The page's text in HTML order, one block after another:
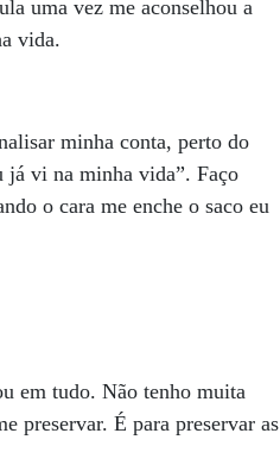
uma vez me aconselhou a
vida.
minha conta, perto do
já vi na minha vida”. Faço
o cara me enche o saco eu
em tudo. Não tenho muita
preservar. É para preservar as